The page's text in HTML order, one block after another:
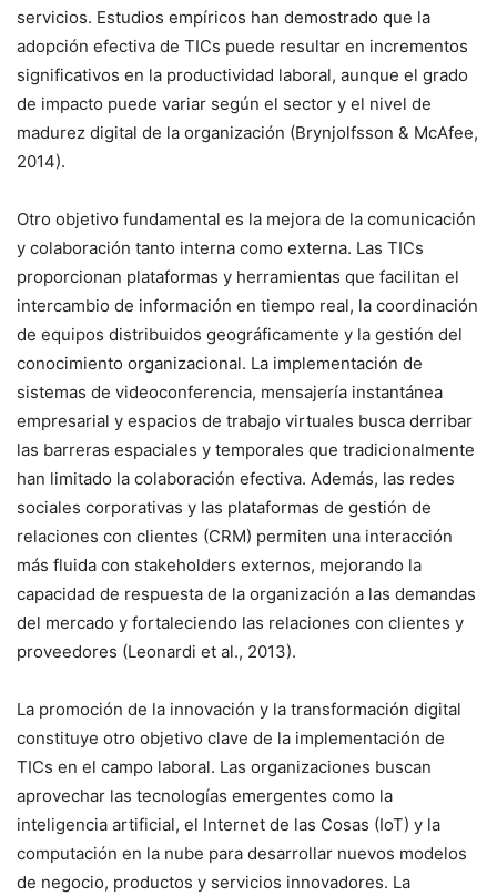
servicios. Estudios empíricos han demostrado que la
adopción efectiva de TICs puede resultar en incrementos
significativos en la productividad laboral, aunque el grado
de impacto puede variar según el sector y el nivel de
madurez digital de la organización (Brynjolfsson & McAfee,
2014).
Otro objetivo fundamental es la mejora de la comunicación
y colaboración tanto interna como externa. Las TICs
proporcionan plataformas y herramientas que facilitan el
intercambio de información en tiempo real, la coordinación
de equipos distribuidos geográficamente y la gestión del
conocimiento organizacional. La implementación de
sistemas de videoconferencia, mensajería instantánea
empresarial y espacios de trabajo virtuales busca derribar
las barreras espaciales y temporales que tradicionalmente
han limitado la colaboración efectiva. Además, las redes
sociales corporativas y las plataformas de gestión de
relaciones con clientes (CRM) permiten una interacción
más fluida con stakeholders externos, mejorando la
capacidad de respuesta de la organización a las demandas
del mercado y fortaleciendo las relaciones con clientes y
proveedores (Leonardi et al., 2013).
La promoción de la innovación y la transformación digital
constituye otro objetivo clave de la implementación de
TICs en el campo laboral. Las organizaciones buscan
aprovechar las tecnologías emergentes como la
inteligencia artificial, el Internet de las Cosas (IoT) y la
computación en la nube para desarrollar nuevos modelos
de negocio, productos y servicios innovadores. La